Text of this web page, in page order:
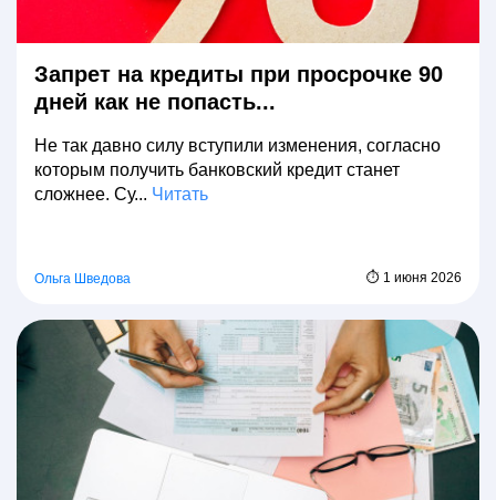
Запрет на кредиты при просрочке 90
дней как не попасть...
Не так давно силу вступили изменения, согласно
которым получить банковский кредит станет
сложнее. Су... Читать
Ольга Шведова ⏱ 1 июня 2026